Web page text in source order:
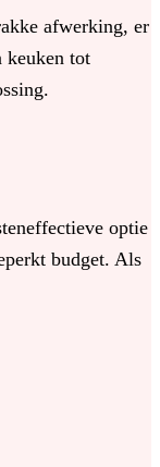
afwerking, er
keuken tot
optie
budget. Als